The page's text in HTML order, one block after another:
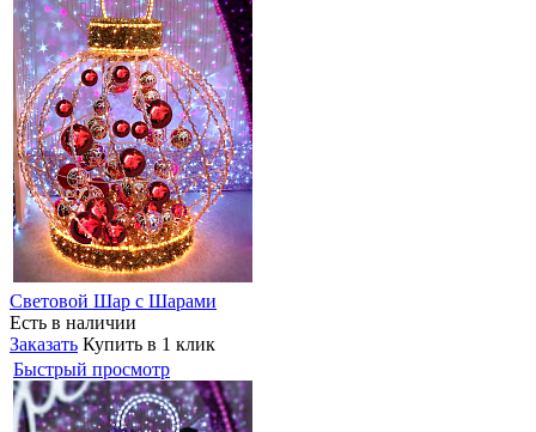
Световой Шар с Шарами
Есть в наличии
Заказать Купить в 1 клик
Быстрый просмотр